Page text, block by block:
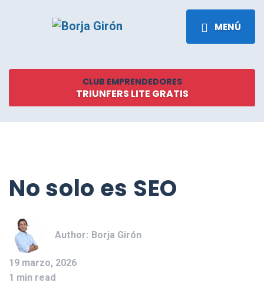
MENÚ
CLUB EMPRENDEDORES
TRIUNFERS LITE GRATIS
No solo es SEO
Author: Borja Girón
19 marzo, 2026
1 min read